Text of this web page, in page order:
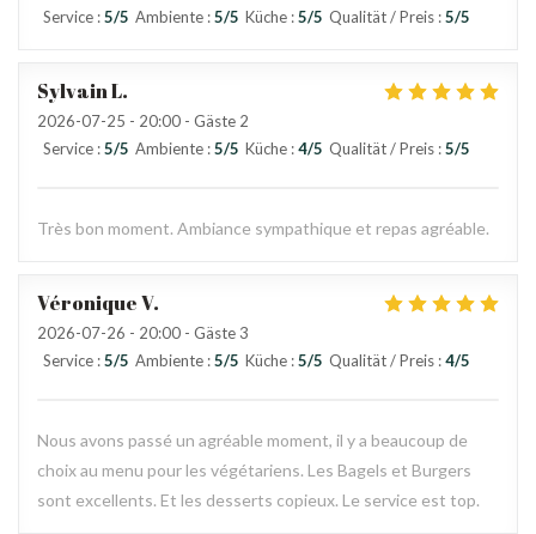
Service :5/5 Ambiente :5/5 Küche :5/5 Qualität / Preis :5/5
SylvainL
2026-07-25 - 20:00 - Gäste 2
Service :5/5 Ambiente :5/5 Küche :4/5 Qualität / Preis :5/5
Très bon moment. Ambiance sympathique et repas agréable.
VéroniqueV
2026-07-26 - 20:00 - Gäste 3
Service :5/5 Ambiente :5/5 Küche :5/5 Qualität / Preis :4/5
Nous avons passé un agréable moment, il y a beaucoup de
choix au menu pour les végétariens. Les Bagels et Burgers
sont excellents. Et les desserts copieux. Le service est top.